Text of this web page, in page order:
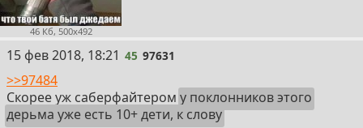
46 Кб, 500x492
45
15 фев 2018, 18:21 45 97631
>>97484
Скорее уж саберфайтером у поклонников этого
дерьма уже есть 10+ дети, к слову